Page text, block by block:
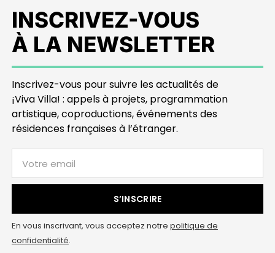
INSCRIVEZ-VOUS
À LA NEWSLETTER
Inscrivez-vous pour suivre les actualités de
¡Viva Villa! : appels à projets, programmation
artistique, coproductions, événements des
résidences françaises à l’étranger.
S’INSCRIRE
En vous inscrivant, vous acceptez notre politique de
confidentialité.